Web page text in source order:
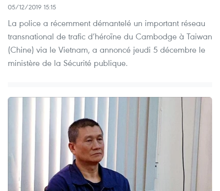
05/12/2019 15:15
La police a récemment démantelé un important réseau
transnational de trafic d’héroïne du Cambodge à Taiwan
(Chine) via le Vietnam, a annoncé jeudi 5 décembre le
ministère de la Sécurité publique.